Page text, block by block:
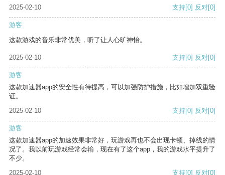
2025-02-10 支持[0] 反对[0]
游客
这款游戏的音乐非常优美，听了让人心旷神怡。
2025-02-10 支持[0] 反对[0]
游客
这款加速器app的安全性有待提高，可以加强防护措施，比如增加双重验
证。
2025-02-10
支持[0] 反对[0]
游客
这款加速器app的加速效果非常好，玩游戏再也不会出现卡顿、掉线的情
况了。我以前玩游戏经常会输，现在有了这个app，我的游戏水平提升了
不少。
2025-02-10
支持[0] 反对[0]